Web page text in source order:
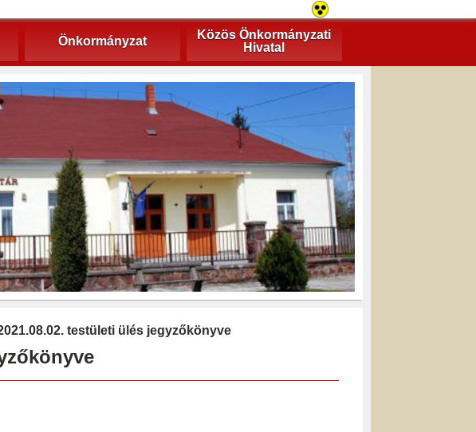
Önkormányzat
Közös Önkormányzati
Hivatal
testületi ülés jegyzőkönyve